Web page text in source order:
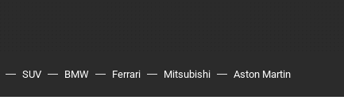
SUV BMW Ferrari Mitsubishi Aston Martin